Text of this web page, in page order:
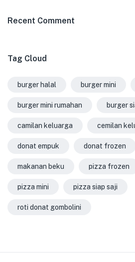
Recent Comment
Tag Cloud
burger halal burger mini
burger mini rumahan burger
camilan keluarga cemilan
donat empuk donat frozen
makanan beku pizza frozen
pizza mini pizza siap saji
roti donat gombolini